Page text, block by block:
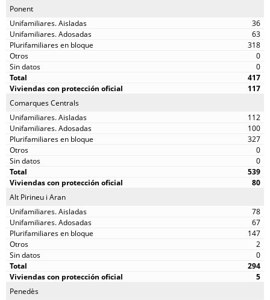
Ponent
36
63
318
0
0
417
117
Comarques Centrals
112
100
327
0
0
539
80
Alt Pirineu i Aran
78
67
147
2
0
294
5
Penedès